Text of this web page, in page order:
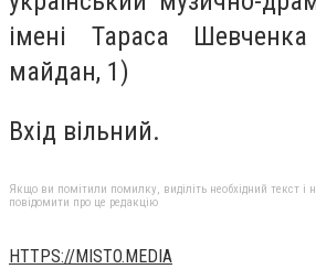
імені Тараса Шевченка
майдан, 1)
Вхід вільний.
Якщо ви помітили помилку, виділіть необхідний текст і
повідомити про це редакцію
HTTPS://MISTO.MEDIA